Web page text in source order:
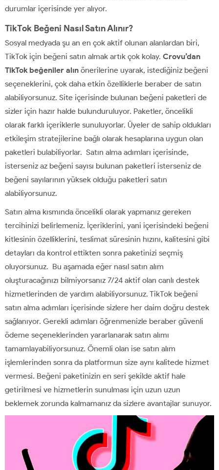
durumlar içerisinde yer alıyor.
TikTok Beğeni Nasıl Satın Alınır?
Sosyal medyada şu an en çok aktif olunan alanlardan biri,
TikTok için beğeni satın almak artık çok kolay. Crovu’dan
TikTok beğeniler alın önerilerine uyarak, istediğiniz beğeni
seçeneklerini, çok daha etkin özelliklerle beraber de satın
alabiliyorsunuz. Site içerisinde bulunan beğeni paketleri de
sizler için hazır halde bulunduruluyor. Paketler, öncelikli
olarak farklı içeriklerle sunuluyorlar. Üyeler de sahip oldukları
etkileşim stratejilerine bağlı olarak hesaplarına uygun olan
paketleri bulabiliyorlar. Satın alma adımları içerisinde,
isterseniz az beğeni sayısı bulunan paketleri isterseniz de
beğeni sayılarının yüksek olduğu paketleri satın
alabiliyorsunuz.
Satın alma kısmında öncelikli olarak yapmanız gereken
tercihinizi belirlemeniz. İçeriklerini, yani içerisindeki beğeni
kitlesinin özelliklerini, teslimat süresinin hızını, kalitesini gibi
detayları da kontrol ettikten sonra paketinizi seçmiş
oluyorsunuz. Bu aşamada eğer nasıl satın alım
oluşturacağınızı bilmiyorsanız 7/24 aktif olan canlı destek
hizmetlerinden de yardım alabiliyorsunuz. TikTok beğeni
satın alma adımları içerisinde sizlere her daim doğru destek
sağlanıyor. Gerekli adımları öğrenmenizle beraber güvenli
ödeme seçeneklerinden yararlanarak satın alımı
tamamlayabiliyorsunuz. Önemli olan ise satın alım
işlemlerinden sonra da platformun size aynı kalitede hizmet
vermesi. Beğeni paketinizin en seri şekilde aktif hale
getirilmesi ve hizmetlerin sunulması için uzun uzun
beklemek zorunda kalmamanız da sizlere avantajlar sunuyor.